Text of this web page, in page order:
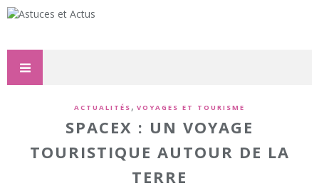
ACTUALITÉS , VOYAGES ET TOURISME
SPACEX : UN VOYAGE
TOURISTIQUE AUTOUR DE LA
TERRE